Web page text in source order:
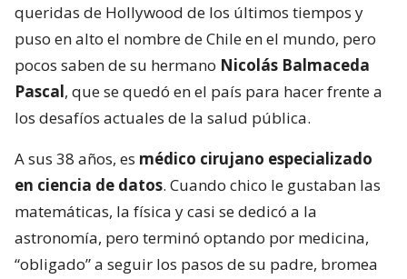
queridas de Hollywood de los últimos tiempos y
puso en alto el nombre de Chile en el mundo, pero
pocos saben de su hermano Nicolás Balmaceda
Pascal, que se quedó en el país para hacer frente a
los desafíos actuales de la salud pública.
A sus 38 años, es médico cirujano especializado
en ciencia de datos. Cuando chico le gustaban las
matemáticas, la física y casi se dedicó a la
astronomía, pero terminó optando por medicina,
“obligado” a seguir los pasos de su padre, bromea